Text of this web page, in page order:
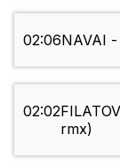
02:06NAVAI
02:02
rmx)